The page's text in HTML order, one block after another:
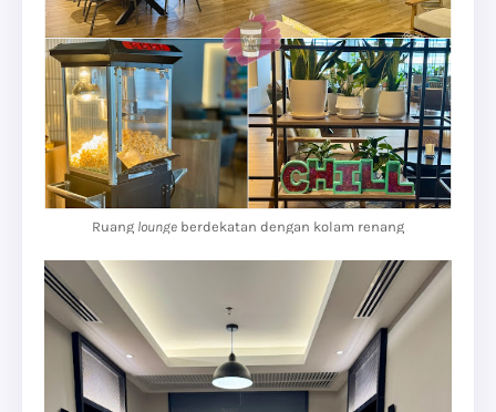
Ruang lounge berdekatan dengan kolam renang